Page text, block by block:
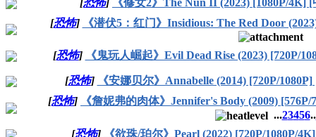
[恐怖] 《潜伏5：红门》Insidious: The Red Door
[恐怖] 《鬼玩人崛起》Evil Dead Rise (2023) [720P/
[恐怖]
《安娜贝尔》Annabelle (2014) [720P/
[恐怖]
《詹妮弗的肉体》Jennifer's Body (2009)
...23456..
[恐怖] 《欲珠/珀尔》Pearl (2022) [720P/1080P/